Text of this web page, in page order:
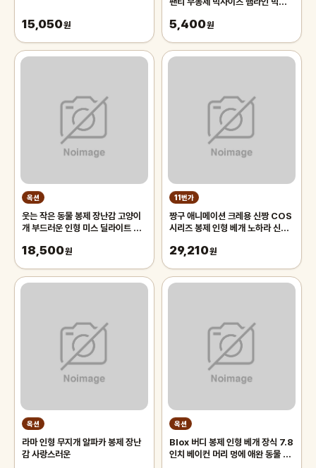
15,050원 5,400원
옥션
웃는 작은 동물 봉제 장난감 고양이
개 부드러운 인형 미스 딜라이트 장
18,500원
11번가
짱구 애니메이션 크레용 신짱 COS
시리즈 봉제 인형 베개 노하라 신노
29,210원
옥션
라마 인형 무지개 알파카 봉제 장난
감 사랑스러운
옥션
Blox 버디 봉제 인형 베개 장식 7.8
인치 베이컨 머리 멍에 애완 동물 장